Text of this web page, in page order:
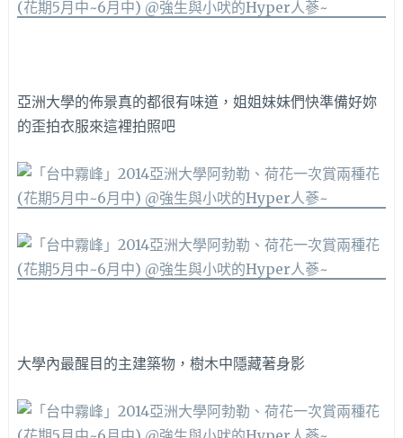
亞洲大學的佈景真的都很有味道，姐姐妹妹們快準備好妳
的歪拍衣服來這裡拍照吧
大學內最醒目的主建築物，樹木中隱藏著身影